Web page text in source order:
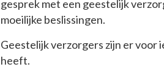
gesprek met een geestelijk
moeilijke beslissingen.
Geestelijk verzorgers zijn er
heeft.